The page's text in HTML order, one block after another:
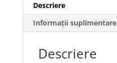
Descriere
Informații suplimentare
Descriere